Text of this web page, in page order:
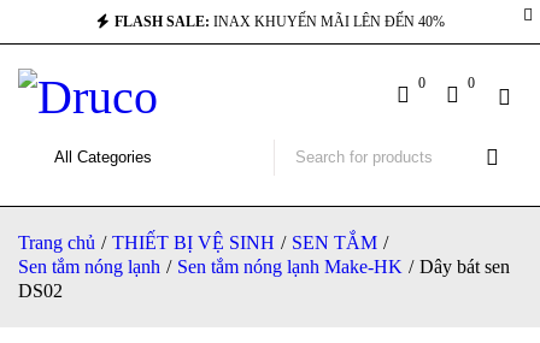
FLASH SALE: INAX KHUYẾN MÃI LÊN ĐẾN 40%
0 0
Trang chủ / THIẾT BỊ VỆ SINH / SEN TẮM /
Sen tắm nóng lạnh / Sen tắm nóng lạnh Make-HK / Dây bát sen
DS02